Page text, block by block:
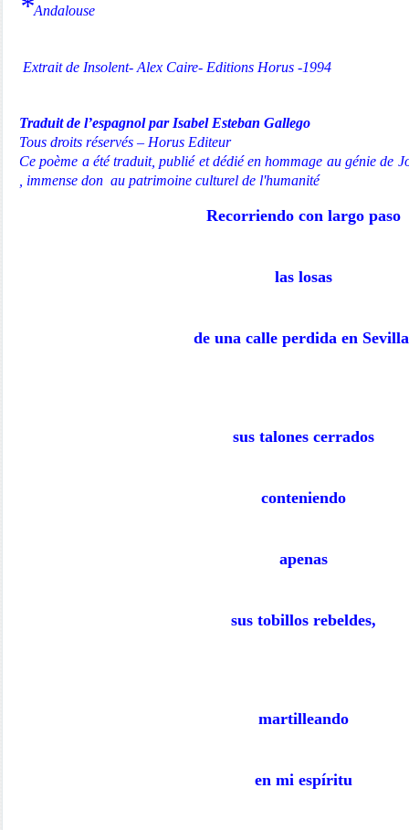
Andalouse
Extrait de Insolent- Alex Caire- Editions Horus -1994
Traduit de l’espagnol par Isabel Esteban Gallego
Tous droits réservés – Horus Editeur
Ce poème a été traduit, publié et dédié en hommage au génie de
, immense don au patrimoine culturel de l'humanité
Recorriendo con largo paso
las losas
de una calle perdida en
sus talones cerrados
conteniendo
apenas
sus tobillos rebeldes,
martilleando
en mi espíritu